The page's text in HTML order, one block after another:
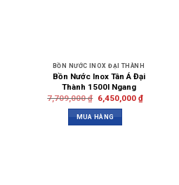
BỒN NƯỚC INOX ĐẠI THÀNH
Bồn Nước Inox Tân Á Đại
Thành 1500l Ngang
7,709,000₫ 6,450,000 ₫
MUA HÀNG